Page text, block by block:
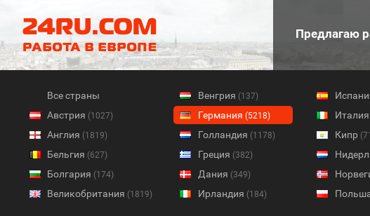
Предлагаю
Все страны
Австрия (1027)
Англия (1819)
Бельгия (627)
Болгария (174)
Великобритания (1819)
Венгрия (137)
Германия (5218)
Голландия (1178)
Греция (382)
Дания (349)
Ирландия (184)
Италия
Кипр